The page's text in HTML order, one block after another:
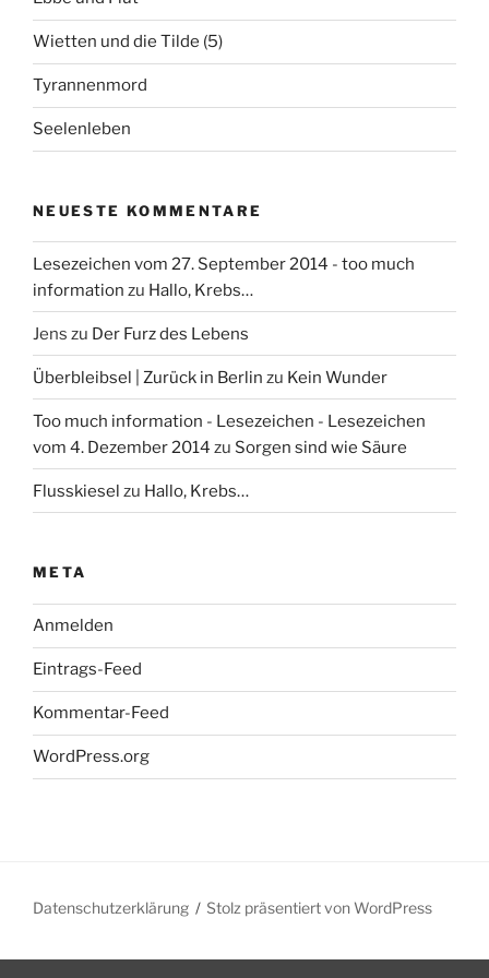
h
:
Wietten und die Tilde (5)
Tyrannenmord
Seelenleben
NEUESTE KOMMENTARE
Lesezeichen vom 27. September 2014 - too much
information zu Hallo, Krebs…
Jens zu Der Furz des Lebens
Überbleibsel | Zurück in Berlin zu Kein Wunder
Too much information - Lesezeichen - Lesezeichen
vom 4. Dezember 2014 zu Sorgen sind wie Säure
Flusskiesel zu Hallo, Krebs…
META
Anmelden
Eintrags-Feed
Kommentar-Feed
WordPress.org
Datenschutzerklärung Stolz präsentiert von WordPress